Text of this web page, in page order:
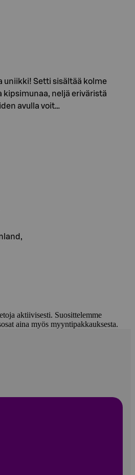
uniikki! Setti sisältää kolme
kipsimunaa, neljä eriväristä
avulla voit…
aktiivisesti. Suosittelemme
aina myös myyntipakkauksesta.